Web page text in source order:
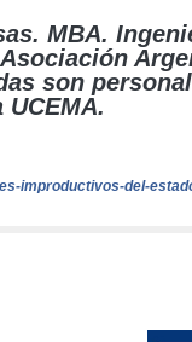
MBA.
son
improductivos-del-